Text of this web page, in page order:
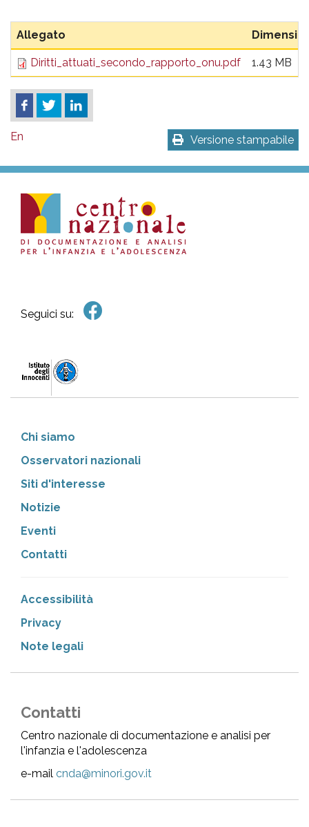
Allegato
Diritti_attuati_secondo_rapporto_onu.pdf 1.43 MB
Versione stampabile
En
Seguici su:
Chi siamo
Osservatori nazionali
Siti d'interesse
Notizie
Eventi
Contatti
Accessibilità
Privacy
Note legali
Contatti
Centro nazionale di documentazione e analisi per
l'infanzia e l'adolescenza
e-mail cnda@minori.gov.it